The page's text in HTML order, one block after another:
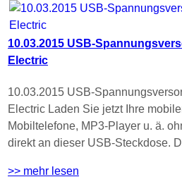
10.03.2015 USB-
Electric
10.03.2015 USB-
Electric Laden Sie jetzt Ihre
Mobiltelefone, MP3-Player u. ä.
direkt an dieser USB-Steckdose.
>> mehr lesen